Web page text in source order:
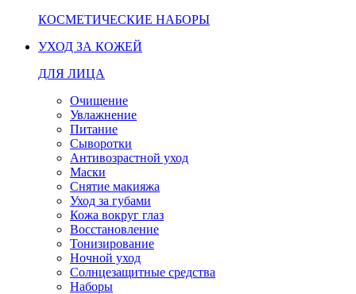
КОСМЕТИЧЕСКИЕ НАБОРЫ
УХОД ЗА КОЖЕЙ
ДЛЯ ЛИЦА
Очищение
Увлажнение
Питание
Сыворотки
Антивозрастной уход
Маски
Снятие макияжа
Уход за губами
Кожа вокруг глаз
Восстановление
Тонизирование
Ночной уход
Солнцезащитные средства
Наборы